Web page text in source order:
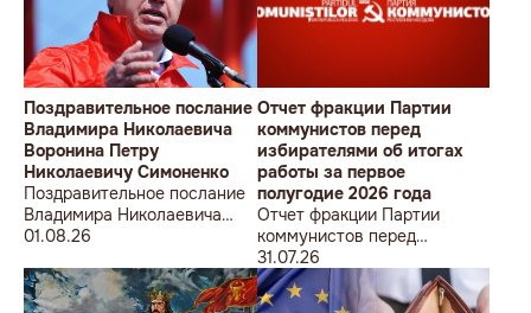
Поздравительное послание
Владимира Николаевича
Воронина Петру
Николаевичу Симоненко
Поздравительное послание
Владимира Николаевича
Воронина Петру
01.08.26
Отчет фракции Партии
коммунистов перед
избирателями об итогах
работы за первое
полугодие 2026 года
Отчет фракции Партии
коммунистов перед
избирателями об итогах
работы за первое полугодие
2026 года
31.07.26